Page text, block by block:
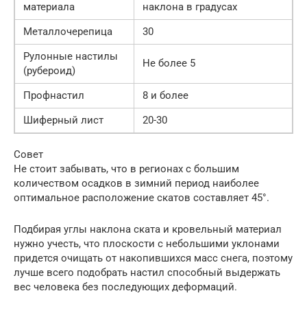
материала
наклона в градусах
Металлочерепица
30
Рулонные настилы
(рубероид)
Не более 5
Профнастил
8 и более
Шиферный лист
20-30
Совет
Не стоит забывать, что в регионах с большим
количеством осадков в зимний период наиболее
оптимальное расположение скатов составляет 45°.
Подбирая углы наклона ската и кровельный материал
нужно учесть, что плоскости с небольшими уклонами
придется очищать от накопившихся масс снега, поэтому
лучше всего подобрать настил способный выдержать
вес человека без последующих деформаций.